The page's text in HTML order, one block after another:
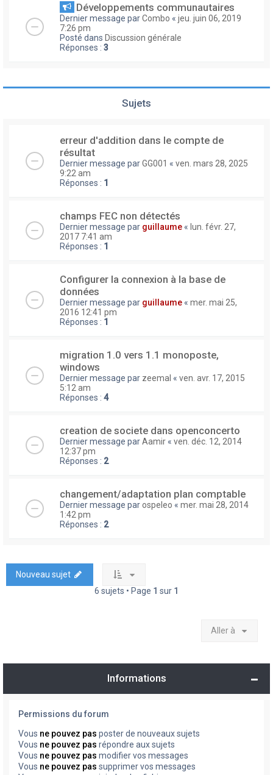
Développements communautaires
Dernier message parCombo « jeu. juin 06, 2019
7:26 pm
Posté dans Discussion générale
Réponses : 3
Sujets
erreur d'addition dans le compte de
résultat
Dernier message parGG001 « ven. mars 28, 2025
9:22 am
Réponses : 1
champs FEC non détectés
Dernier message par guillaume « lun. févr. 27,
2017 7:41 am
Réponses : 1
Configurer la connexion à la base de
données
Dernier message par guillaume « mer. mai 25,
2016 12:41 pm
Réponses : 1
migration 1.0 vers 1.1 monoposte,
windows
Dernier message par zeemal « ven. avr. 17, 2015
5:12 am
Réponses : 4
creation de societe dans openconcerto
Dernier message parAamir « ven. déc. 12, 2014
12:37 pm
Réponses : 2
changement/adaptation plan comptable
Dernier message parospeleo « mer. mai 28, 2014
1:42 pm
Réponses : 2
Nouveau sujet
6 sujets • Page 1 sur 1
Aller à
Informations
Permissions du forum
Vous ne pouvez pas poster de nouveaux sujets
Vous ne pouvez pas répondre aux sujets
Vous ne pouvez pas modifier vos messages
Vous ne pouvez pas supprimer vos messages